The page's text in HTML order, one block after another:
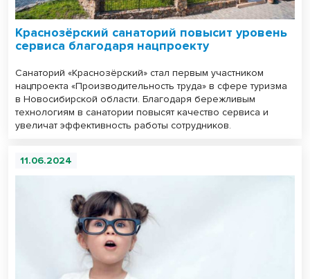
Краснозёрский санаторий повысит уровень
сервиса благодаря нацпроекту
Санаторий «Краснозёрский» стал первым участником
нацпроекта «Производительность труда» в сфере туризма
в Новосибирской области. Благодаря бережливым
технологиям в санатории повысят качество сервиса и
увеличат эффективность работы сотрудников.
11.06.2024